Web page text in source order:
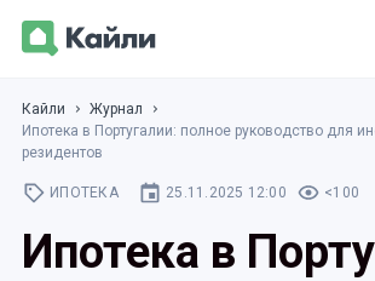
Кайли
Журнал
Ипотека в Португалии: полное руководство для
резидентов
ИПОТЕКА 25.11.2025 12:00 <100
Ипотека в